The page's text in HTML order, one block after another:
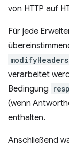
von HTTP auf
Für jede
modifyHeaders
verarbeitet
Bedingung
(wenn
enthalten.
Anschließend